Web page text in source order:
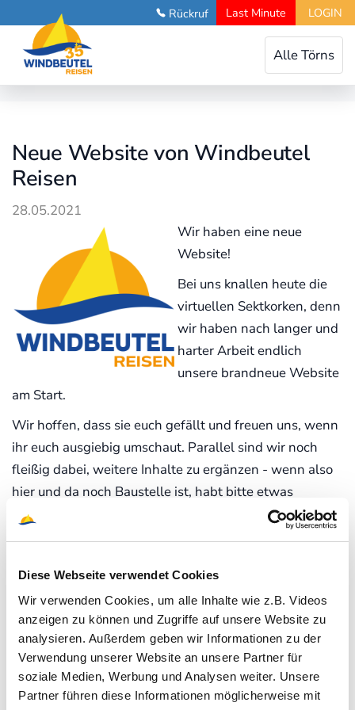
Diese Webseite verwendet Cookies
Wir verwenden Cookies, um alle Inhalte wie z.B. Videos
anzeigen zu können und Zugriffe auf unsere Website zu
analysieren. Außerdem geben wir Informationen zu der
Verwendung unserer Website an unsere Partner für
soziale Medien, Werbung und Analysen weiter. Unsere
Partner führen diese Informationen möglicherweise mit
Rückruf Last Minute LOGIN
Toggle
navigation
Alle Törns
Neue Website von Windbeutel
Reisen
28.05.2021
Wir haben eine neue
Website!
Bei uns knallen heute die
virtuellen Sektkorken, denn
wir haben nach langer und
harter Arbeit endlich
unsere brandneue Website
am Start.
Wir hoffen, dass sie euch gefällt und freuen uns, wenn
ihr euch ausgiebig umschaut. Parallel sind wir noch
fleißig dabei, weitere Inhalte zu ergänzen - wenn also
hier und da noch Baustelle ist, habt bitte etwas
Nachsehen mit uns. Wir hauen kräftig in die Tasten. :)
Mit unserer neuen Website kommt ihr hoffentlich noch
schneller zu eurem Traumurlaub mit Windbeutel Reisen
Wir freuen uns auf den Sommer - gemeinsam mit euch
auf unseren Segelyachten auf dem Meer.
Euer Windbeutel-Team
P.S.: Falls ihr eine Hilfestellung zur Verwendung der